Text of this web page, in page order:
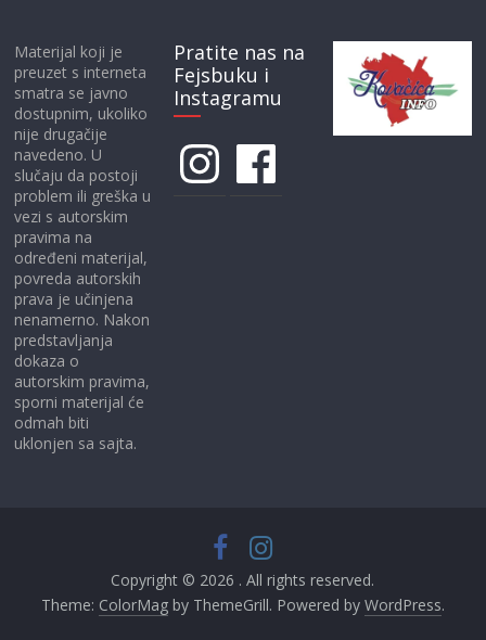
Materijal koji je
preuzet s interneta
smatra se javno
dostupnim, ukoliko
nije drugačije
navedeno. U
slučaju da postoji
problem ili greška u
vezi s autorskim
pravima na
određeni materijal,
povreda autorskih
prava je učinjena
nenamerno. Nakon
predstavljanja
dokaza o
autorskim pravima,
sporni materijal će
odmah biti
uklonjen sa sajta.
Pratite nas na
Fejsbuku i
Instagramu
InstagramFacebook
Copyright © 2026 . All rights reserved.
Theme: ColorMagby ThemeGrill. Powered by WordPress.